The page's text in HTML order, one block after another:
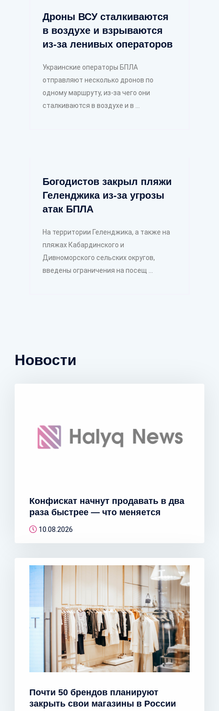
Дроны ВСУ сталкиваются
в воздухе и взрываются
из-за ленивых операторов
Украинские операторы БПЛА
отправляют несколько дронов по
одному маршруту, из-за чего они
сталкиваются в воздухе и в ...
Богодистов закрыл пляжи
Геленджика из-за угрозы
атак БПЛА
На территории Геленджика, а также на
пляжах Кабардинского и
Дивноморского сельских округов,
введены ограничения на посещ ...
Новости
Конфискат начнут продавать в два
раза быстрее — что меняется
10.08.2026
Почти 50 брендов планируют
закрыть свои магазины в России